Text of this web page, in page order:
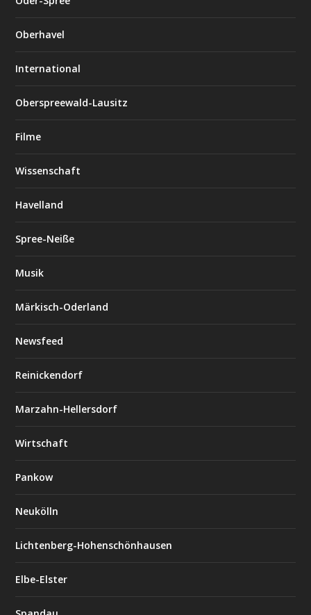
Oberhavel
International
Oberspreewald-Lausitz
Filme
Wissenschaft
Havelland
Spree-Neiße
Musik
Märkisch-Oderland
Newsfeed
Reinickendorf
Marzahn-Hellersdorf
Wirtschaft
Pankow
Neukölln
Lichtenberg-Hohenschönhausen
Elbe-Elster